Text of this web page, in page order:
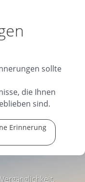
sollte
die Ihnen
sind.
Erinnerung